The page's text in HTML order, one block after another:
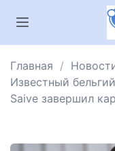
Главная
Известный
Saive завершил